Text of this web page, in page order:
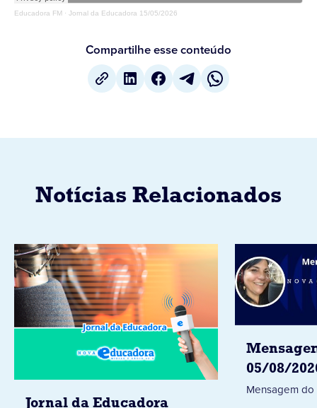
Educadora FM · Jornal da Educadora 15/05/2026
Compartilhe esse conteúdo
Notícias Relacionados
Jornal da Educadora
05/08/
Mensagem do